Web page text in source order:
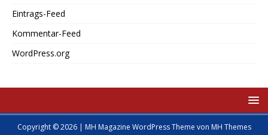
Eintrags-Feed
Kommentar-Feed
WordPress.org
Copyright © 2026 | MH Magazine WordPress Theme von MH Themes